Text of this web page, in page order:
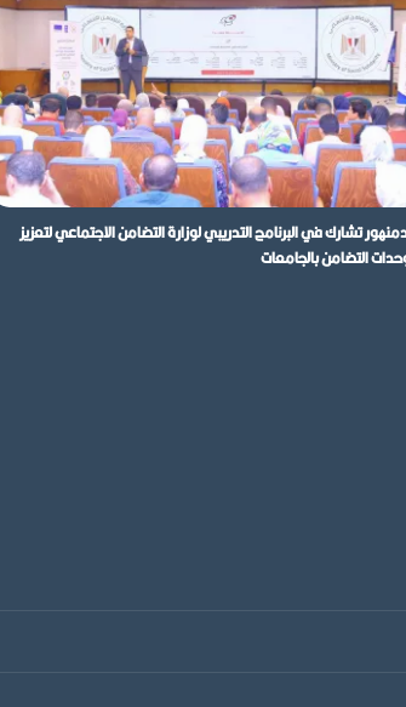
تشارك في البرنامج التدريبي لوزارة التضامن الاجتماعي لتعزيز
التضامن بالجامعات